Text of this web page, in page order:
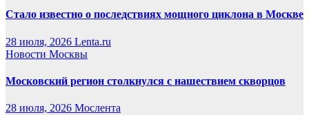
Стало известно о последствиях мощного циклона в Москве
28 июля, 2026 Lenta.ru
Новости Москвы
Московский регион столкнулся с нашествием скворцов
28 июля, 2026 Мослента